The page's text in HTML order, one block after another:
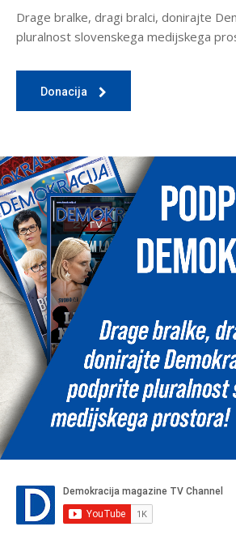
Drage bralke, dragi bralci, donirajte
pluralnost slovenskega medijskega
Donacija